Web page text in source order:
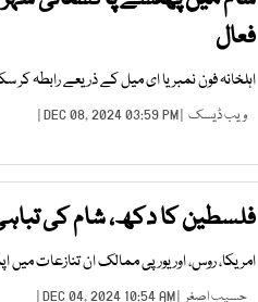
فعال
اہلخانہ فون نمبر یا ای میل کے ذریعے رابطہ کر
ویب ڈیسک | DEC 08, 2024 03:59 PM |
فلسطین کا دکھ، شام کی
امریکا، روس، اور یورپی ممالک ان تنازعات میں
حسیب اصغر | DEC 04, 2024 10:54 AM |